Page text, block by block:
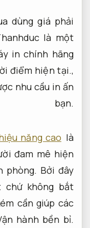
dùng giá phải
là một
in chính hãng
điểm hiện tại.,
nhu cầu in ấn
bạn.
năng cao là
đam mê hiện
phòng. Bởi đây
chứ không bắt
cần giúp các
hành bền bỉ.